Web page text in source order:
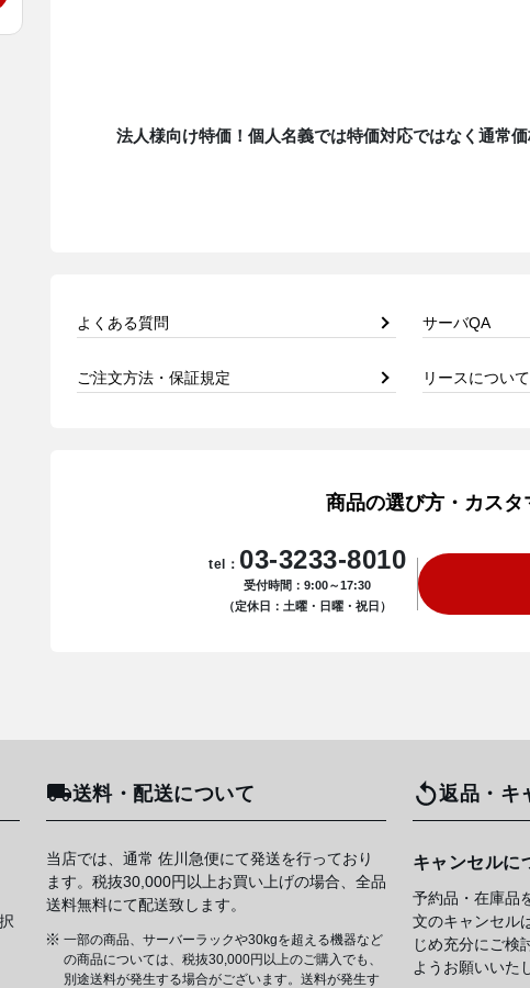
法人様向け特価！個人名義では特価対応ではなく通常
よくある質問 サーバQA
ご注文方法・保証規定 リースについて
商品の選び方・カスタ
tel： 03-3233-8010
受付時間：9:00～17:30
（定休日：土曜・日曜・祝日）
送料・配送について
当店では、通常 佐川急便にて発送を行っており
ます。税抜30,000円以上お買い上げの場合、全品
送料無料にて配送致します。
一部の商品、サーバーラックや30kgを超える機器など
の商品については、税抜30,000円以上のご購入でも、
別途送料が発生する場合がございます。送料が発生す
返品・キ
キャンセルに
予約品・在庫品
文のキャンセル
じめ充分にご検
ようお願いいた